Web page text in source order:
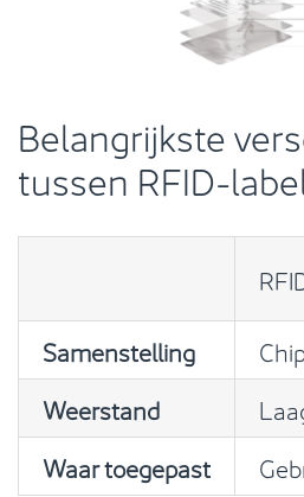
Belangrijkste
tussen RFID-
Samenstelling
Weerstand
Waar toegepast